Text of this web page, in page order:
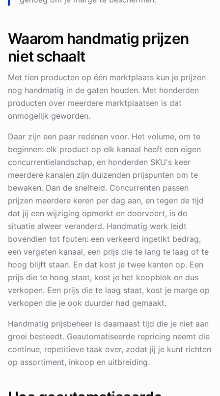
Waarom handmatig prijzen
niet schaalt
Met tien producten op één marktplaats kun je prijzen
nog handmatig in de gaten houden. Met honderden
producten over meerdere marktplaatsen is dat
onmogelijk geworden.
Daar zijn een paar redenen voor. Het volume, om te
beginnen: elk product op elk kanaal heeft een eigen
concurrentielandschap, en honderden SKU's keer
meerdere kanalen zijn duizenden prijspunten om te
bewaken. Dan de snelheid. Concurrenten passen
prijzen meerdere keren per dag aan, en tegen de tijd
dat jij een wijziging opmerkt en doorvoert, is de
situatie alweer veranderd. Handmatig werk leidt
bovendien tot fouten: een verkeerd ingetikt bedrag,
een vergeten kanaal, een prijs die te lang te laag of te
hoog blijft staan. En dat kost je twee kanten op. Een
prijs die te hoog staat, kost je het koopblok en dus
verkopen. Een prijs die te laag staat, kost je marge op
verkopen die je ook duurder had gemaakt.
Handmatig prijsbeheer is daarnaast tijd die je niet aan
groei besteedt. Geautomatiseerde repricing neemt die
continue, repetitieve taak over, zodat jij je kunt richten
op assortiment, inkoop en uitbreiding.